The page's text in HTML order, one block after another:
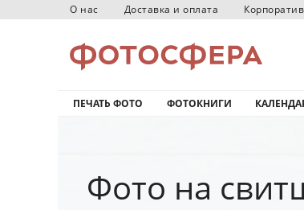
О нас Доставка и оплата
ПЕЧАТЬ ФОТО ФОТОКНИГИ
Фото на